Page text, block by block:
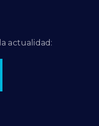
actualidad: